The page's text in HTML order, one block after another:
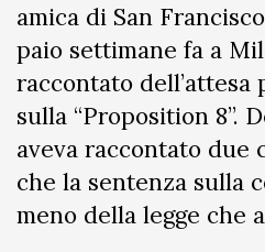
amica di San
paio settimane fa a
raccontato dell’attesa
sulla “Proposition 8”.
aveva raccontato due
che la sentenza sulla
meno della legge che